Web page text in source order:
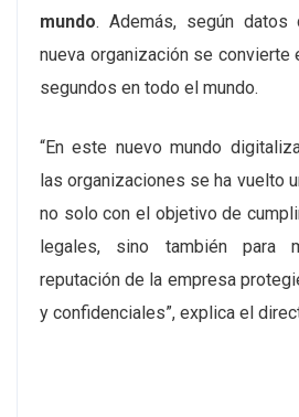
mundo. Además, según datos
nueva organización se convierte
segundos en todo el mundo.
“En este nuevo mundo
las organizaciones se ha vuelto
no solo con el objetivo de
legales, sino también para
reputación de la empresa
y confidenciales”, explica el